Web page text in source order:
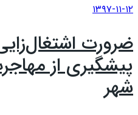
۱۳۹۷-۱۱-۱۲
ضرورت
پیشگیری از
شهر